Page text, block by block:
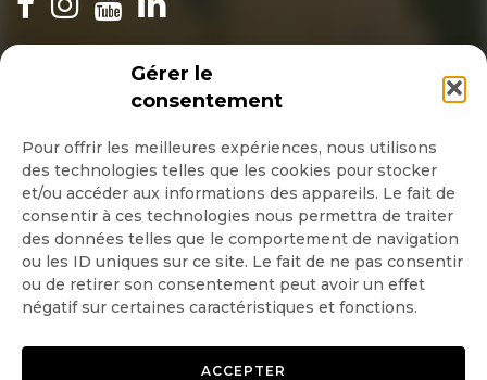
Gérer le
consentement
Pour offrir les meilleures expériences, nous utilisons
des technologies telles que les cookies pour stocker
et/ou accéder aux informations des appareils. Le fait de
consentir à ces technologies nous permettra de traiter
des données telles que le comportement de navigation
ou les ID uniques sur ce site. Le fait de ne pas consentir
ou de retirer son consentement peut avoir un effet
négatif sur certaines caractéristiques et fonctions.
ACCEPTER
INSCRIPTION NEWSLETTER
Quotidienne
Hebdo
OK